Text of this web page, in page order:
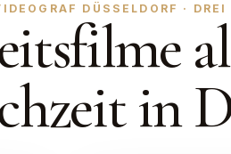
DÜSSELDORF ·
in